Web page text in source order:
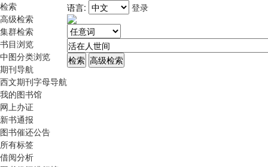
检索
高级检索
集群检索
书目浏览
中图分类浏览
期刊导航
西文期刊字母导航
我的图书馆
网上办证
新书通报
图书催还公告
所有标签
借阅分析
语言: 登录